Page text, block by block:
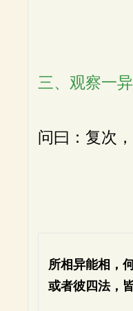
三、观察一异
问曰：复次
所相异能相，
或者彼四法，